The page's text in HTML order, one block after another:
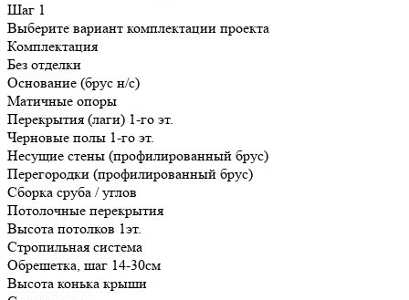
Шаг 1
Выберите вариант комплектации проекта
Комплектация
Без отделки
Основание (брус н/с)
Матичные опоры
Перекрытия (лаги) 1-го эт.
Черновые полы 1-го эт.
Несущие стены (профилированный брус)
Перегородки (профилированный брус)
Сборка сруба / углов
Потолочные перекрытия
Высота потолков 1эт.
Стропильная система
Обрешетка, шаг 14-30см
Высота конька крыши